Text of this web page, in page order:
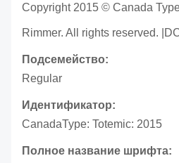
Copyright 2015 © Canada
Rimmer. All rights reserved.
Подсемейство:
Regular
Идентификатор:
CanadaType: Totemic: 2015
Полное название шрифта: